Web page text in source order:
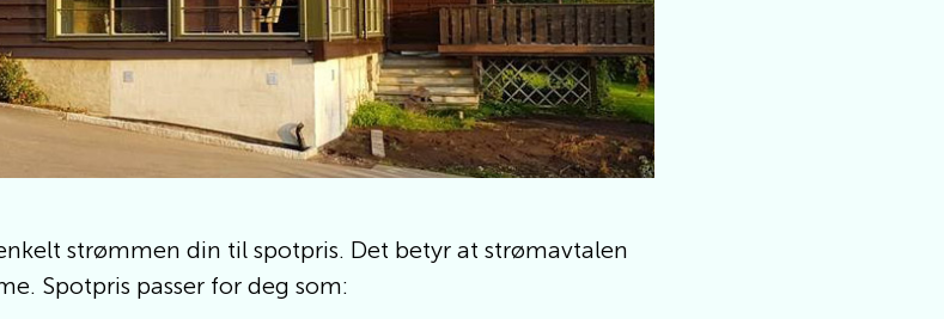
strømmen din til spotpris. Det betyr at strømavtalen
Spotpris passer for deg som: